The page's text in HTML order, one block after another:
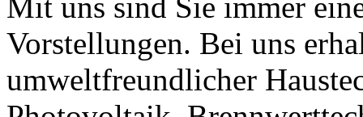
Mit uns sind Sie immer
Vorstellungen. Bei uns
umweltfreundlicher